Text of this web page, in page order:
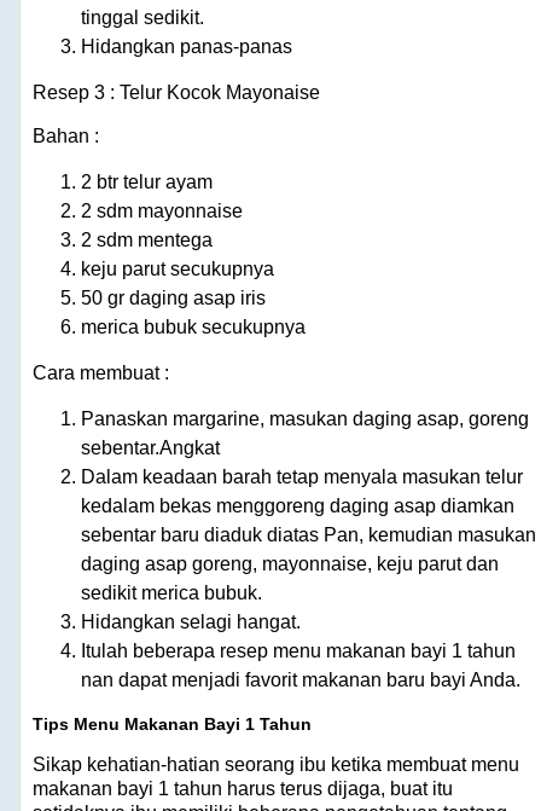
tinggal sedikit.
Hidangkan panas-panas
Resep 3 : Telur Kocok Mayonaise
Bahan :
2 btr telur ayam
2 sdm mayonnaise
2 sdm mentega
keju parut secukupnya
50 gr daging asap iris
merica bubuk secukupnya
Cara membuat :
Panaskan margarine, masukan daging asap, goreng
sebentar.Angkat
Dalam keadaan barah tetap menyala masukan telur
kedalam bekas menggoreng daging asap diamkan
sebentar baru diaduk diatas Pan, kemudian masukan
daging asap goreng, mayonnaise, keju parut dan
sedikit merica bubuk.
Hidangkan selagi hangat.
Itulah beberapa resep menu makanan bayi 1 tahun
nan dapat menjadi favorit makanan baru bayi Anda.
Tips Menu Makanan Bayi 1 Tahun
Sikap kehatian-hatian seorang ibu ketika membuat menu
makanan bayi 1 tahun harus terus dijaga, buat itu